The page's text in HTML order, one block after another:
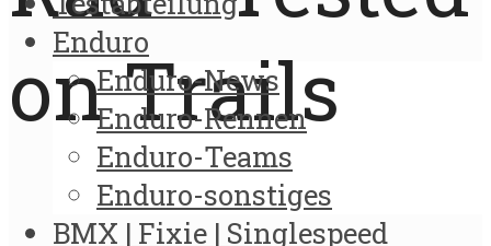
on Trails
Enduro
Enduro-News
Enduro-Rennen
Enduro-Teams
Enduro-sonstiges
BMX | Fixie | Singlespeed